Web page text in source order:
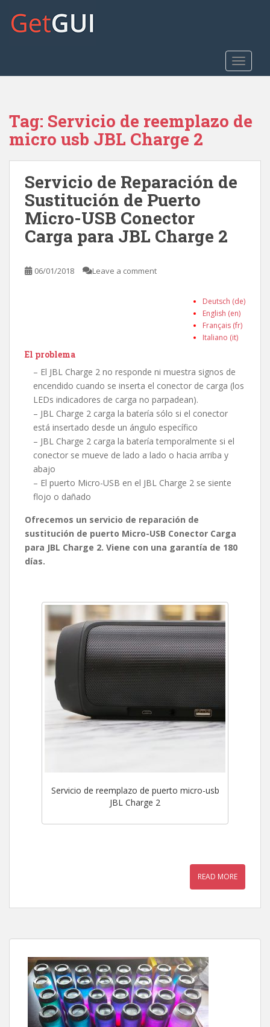
o
Tag: Servicio de reemplazo de
micro usb JBL Charge 2
Servicio de Reparación de
Sustitución de Puerto
Micro-USB Conector
Carga para JBL Charge 2
06/01/2018 Leave a comment
Deutsch (de)
English (en)
Français (fr)
Italiano (it)
El problema
– El JBL Charge 2 no responde ni muestra signos de
encendido cuando se inserta el conector de carga (los
LEDs indicadores de carga no parpadean).
– JBL Charge 2 carga la batería sólo si el conector
está insertado desde un ángulo específico
– JBL Charge 2 carga la batería temporalmente si el
conector se mueve de lado a lado o hacia arriba y
abajo
– El puerto Micro-USB en el JBL Charge 2 se siente
flojo o dañado
Ofrecemos un servicio de reparación de
sustitución de puerto Micro-USB Conector Carga
para JBL Charge 2. Viene con una garantía de 180
días.
Servicio de reemplazo de puerto micro-usb
JBL Charge 2
READ MORE